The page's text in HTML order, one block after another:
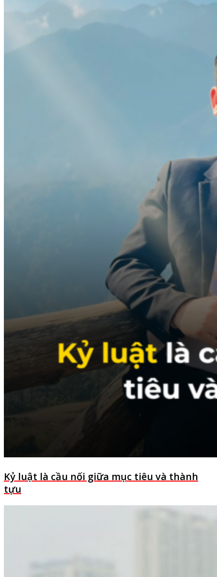
Kỷ luật là cầu nối giữa mục tiêu và thành
tựu